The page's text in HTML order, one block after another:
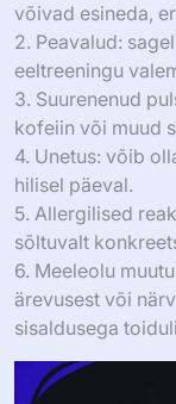
võivad esineda,
2. Peavalud:
eeltreeningu
3. Suurenenud
kofeiin või muud
4. Unetus: võib
hilisel päeval.
5. Allergilised
sõltuvalt
6. Meeleolu
ärevusest või
sisaldusega